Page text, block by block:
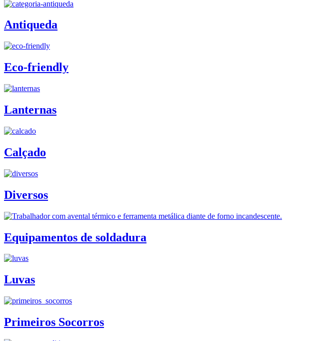
Antiqueda
Eco-friendly
Lanternas
Calçado
Diversos
Equipamentos de soldadura
Luvas
Primeiros Socorros